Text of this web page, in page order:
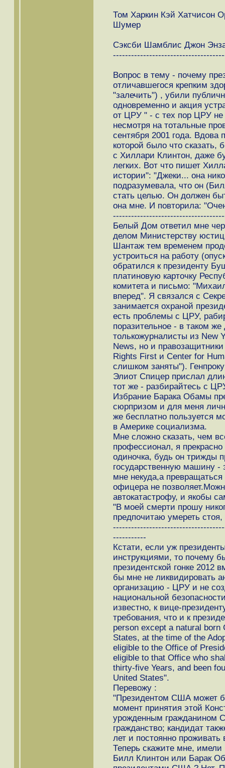
Том Харкин Кэй Хатчисон
Шумер
Сэксби Шамблис Джон
Вопрос в тему - почему
отличавшегося крепким
"залечить") , убили
одновременно и акция
от ЦРУ " - с тех пор ЦРУ не
несмотря на тотальные
сентября 2001 года. Вдова
которой было что сказать,
с Хиллари Клинтон, даже
легких. Вот что пишет
истории": "Джеки... она
подразумевала, что он
стать целью. Он должен
она мне. И повторила:
Белый Дом ответил мне
делом Министерству
Шантаж тем временем
устроиться на работу
обратился к президенту
платиновую карточку
комитета и письмо:
вперед". Я связался с
занимается охраной
есть проблемы с ЦРУ,
поразительное - в таком же
толькожурналисты из New
News, но и
Rights First и Center for
слишком заняты").
Элиот Спицер прислал
тот же - разбирайтесь с
Избрание Барака Обамы
сюрпризом и для меня
же бесплатно пользуется
в Америке социализма.
Мне сложно сказать, чем
профессионал, я
одиночка, будь он трижды
государственную машину -
мне некуда,а
офицера не
автокатастрофу, и якобы
"В моей смерти прошу
предпочитаю умереть стоя,
-----------
Кстати, eсли уж
инструкциями, то почему
президентской гонке 2012
бы мне не ликвидировать
организацию - ЦРУ и не
национальной
известно, к вице-
требования, что и к
person except a natural
States, at the time of the
eligible to the Office of
eligible to that Office who
thirty-five Years, and been
United States".
Перевожу :
"Президентом США может
момент принятия этой
урожденным гражданином
гражданство; кандидат
лет и постоянно
Теперь скажите мне,
Билл Клинтон или Барак